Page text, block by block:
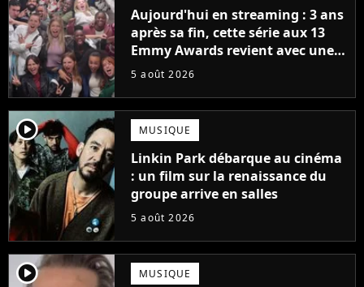
Aujourd'hui en streaming : 3 ans
après sa fin, cette série aux 13
Emmy Awards revient avec une
suite... totalement différente
5 août 2026
player2 MUSIQUE
Linkin Park débarque au cinéma
: un film sur la renaissance du
groupe arrive en salles
5 août 2026
player2 MUSIQUE